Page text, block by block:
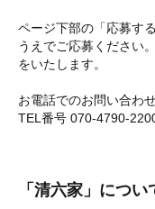
ページ下部の「応募す
うえでご応募ください
をいたします。
お電話でのお問い合わ
TEL番号 070-4790-
「清六家」につい